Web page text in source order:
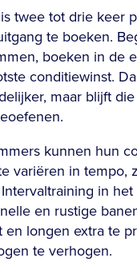
twee tot drie keer
te boeken.
boeken in de
conditiewinst.
maar blijft
kunnen hun
variëren in tempo,
in
en rustige
en longen extra te
te verhogen.